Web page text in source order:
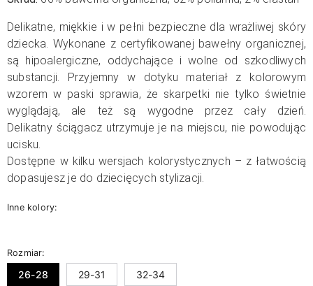
Delikatne, miękkie i w pełni bezpieczne dla wrażliwej skóry
dziecka. Wykonane z certyfikowanej bawełny organicznej,
są hipoalergiczne, oddychające i wolne od szkodliwych
substancji. Przyjemny w dotyku materiał z kolorowym
wzorem w paski sprawia, że skarpetki nie tylko świetnie
wyglądają, ale też są wygodne przez cały dzień.
Delikatnyściągacz utrzymuje je na miejscu, nie powodując
ucisku.
Dostępne w kilku wersjach kolorystycznych – z łatwością
dopasujesz je do dziecięcych stylizacji.
Inne kolory:
Rozmiar:
26-28 29-31 32-34